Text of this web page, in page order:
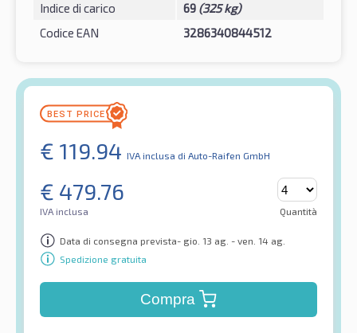
Indice di carico
69 (325 kg)
Codice EAN
3286340844512
€ 119.94 IVA inclusa di Auto-Raifen GmbH
€ 479.76
IVA inclusa Quantità
Data di consegna prevista- gio. 13 ag. - ven. 14 ag.
Spedizione gratuita
Compra